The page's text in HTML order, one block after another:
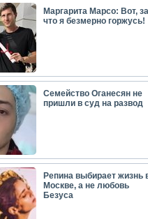
Маргарита Марсо: Вот, за
что я безмерно горжусь!
Семейство Оганесян не
пришли в суд на развод
Репина выбирает жизнь
Москве, а не любовь
Безуса